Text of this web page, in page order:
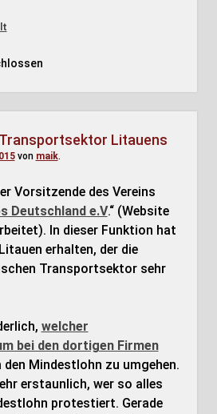
Litauens
von maik.
Vorsitzende des Vereins
Deutschland e.V.“ (Website
In dieser Funktion hat
erhalten, der die
Transportsektor sehr
welcher
bei den dortigen Firmen
den Mindestlohn zu umgehen.
erstaunlich, wer so alles
protestiert. Gerade